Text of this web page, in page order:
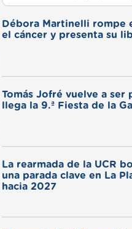
Débora Martinelli rompe
el cáncer y presenta su
Tomás Jofré vuelve a ser
llega la 9.ª Fiesta de la
La rearmada de la UCR
una parada clave en La
hacia 2027